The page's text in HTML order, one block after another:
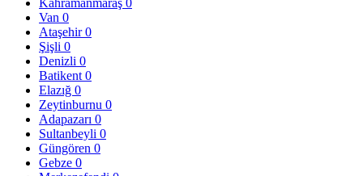
Van 0
Ataşehir0
Şişli 0
Denizli 0
Batikent 0
Elazığ 0
Zeytinburnu 0
Adapazarı 0
Sultanbeyli 0
Güngören 0
Gebze 0